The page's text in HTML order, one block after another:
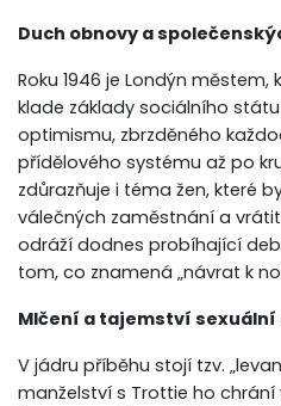
Duch obnovy a
Roku 1946 je Londýn městem,
klade základy sociálního
optimismu, zbrzděného
přídělového systému až po
zdůrazňuje i téma žen, které
válečných zaměstnání a
odráží dodnes probíhající
tom, co znamená „návrat k
Mlčení a tajemství
V jádru příběhu stojí tzv.
manželství s Trottie ho chrání